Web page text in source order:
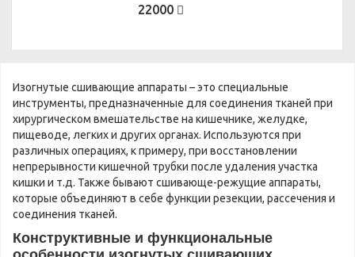
22000
Изогнутые сшивающие аппараты – это специальные
инструменты, предназначенные для соединения тканей при
хирургическом вмешательстве на кишечнике, желудке,
пищеводе, легких и других органах. Используются при
различных операциях, к примеру, при восстановлении
непрерывности кишечной трубки после удаления участка
кишки и т.д. Также бывают сшивающе-режущие аппараты,
которые объединяют в себе функции резекции, рассечения и
соединения тканей.
Конструктивные и функциональные